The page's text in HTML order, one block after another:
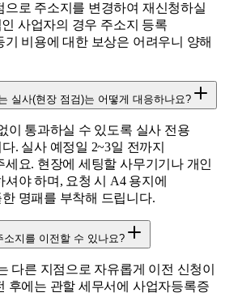
으로 주소지를 변경하여 재신청하실
사업자의 경우 주소지 등록
비용에 대한 보상은 어려우니 양해
실사(현장 점검)는 어떻게 대응하나요?
이 통과하실 수 있도록 실사 전용
. 실사 예정일 2~3일 전까지
세요. 현장에 세팅할 사무기기나 개인
야 하며, 요청 시 A4 용지에
명패를 부착해 드립니다.
지를 이전할 수 있나요?
다른 지점으로 자유롭게 이전 신청이
후에는 관할 세무서에 사업자등록증